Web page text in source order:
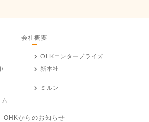
会社概要
OHKエンタープライズ
/
新本社
ミルン
OHKからのお知らせ